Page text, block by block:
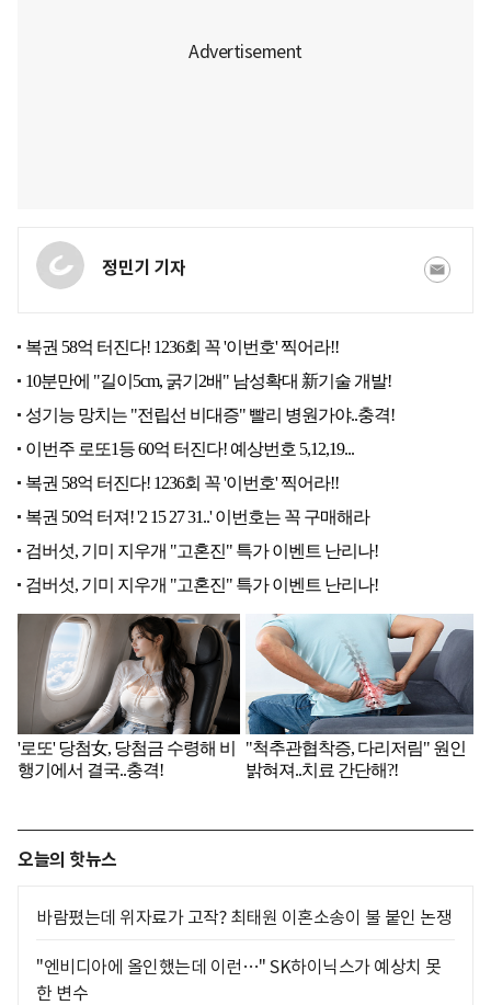
정민기 기자
오늘의 핫뉴스
바람폈는데 위자료가 고작? 최태원 이혼소송이 불 붙인 논쟁
"엔비디아에 올인했는데 이런…" SK하이닉스가 예상치 못
한 변수